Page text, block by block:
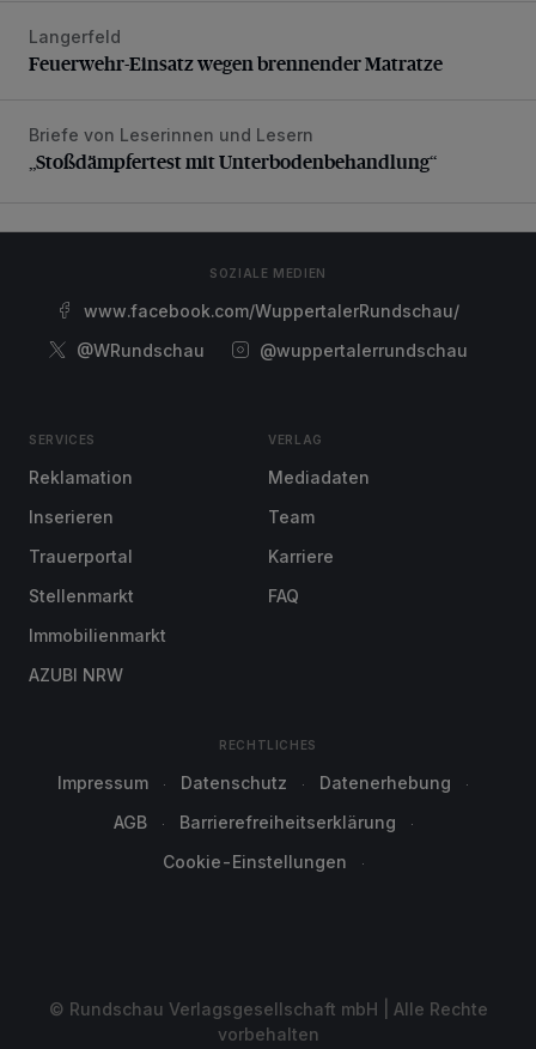
Feuerwehr-Einsatz wegen brennender Matratze
Langerfeld
Feuerwehr-Einsatz wegen brennender Matratze
„Stoßdämpfertest mit Unterbodenbehandlung“
Briefe von Leserinnen und Lesern
„Stoßdämpfertest mit Unterbodenbehandlung“
SOZIALE MEDIEN
www.facebook.com/WuppertalerRundschau/
@WRundschau
@wuppertalerrundschau
SERVICES
Reklamation
Inserieren
Trauerportal
Stellenmarkt
Immobilienmarkt
AZUBI NRW
VERLAG
Mediadaten
Team
Karriere
FAQ
RECHTLICHES
Impressum Datenschutz
Datenerhebung
AGB
Barrierefreiheitserklärung
Cookie-Einstellungen
© Rundschau Verlagsgesellschaft mbH | Alle Rechte
vorbehalten